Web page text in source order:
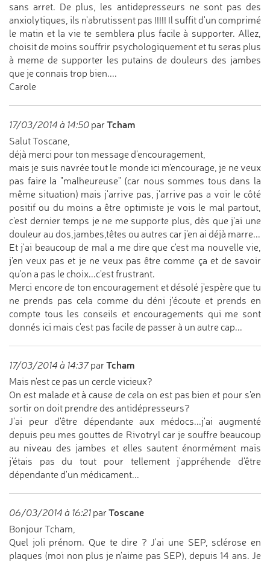
sans arret. De plus, les antidepresseurs ne sont pas des
anxiolytiques, ils n'abrutissent pas !!!!! Il suffit d'un comprimé
le matin et la vie te semblera plus facile à supporter. Allez,
choisit de moins souffrir psychologiquement et tu seras plus
à meme de supporter les putains de douleurs des jambes
que je connais trop bien....
Carole
17/03/2014 à 14:50 par Tcham
Salut Toscane,
déjà merci pour ton message d'encouragement,
mais je suis navrée tout le monde ici m'encourage, je ne veux
pas faire la "malheureuse" (car nous sommes tous dans la
même situation) mais j'arrive pas, j'arrive pas a voir le côté
positif ou du moins a être optimiste je vois le mal partout,
c'est dernier temps je ne me supporte plus, dès que j'ai une
douleur au dos,jambes,têtes ou autres car j'en ai déjà marre...
Et j'ai beaucoup de mal a me dire que c'est ma nouvelle vie,
j'en veux pas et je ne veux pas être comme ça et de savoir
qu'on a pas le choix...c'est frustrant.
Merci encore de ton encouragement et désolé j'espère que tu
ne prends pas cela comme du déni j'écoute et prends en
compte tous les conseils et encouragements qui me sont
donnés ici mais c'est pas facile de passer à un autre cap...
17/03/2014 à 14:37par Tcham
Mais n'est ce pas un cercle vicieux?
On est malade et à cause de cela on est pas bien et pour s'en
sortir on doit prendre des antidépresseurs?
J'ai peur d'être dépendante aux médocs...j'ai augmenté
depuis peu mes gouttes de Rivotryl car je souffre beaucoup
au niveau des jambes et elles sautent énormément mais
j'étais pas du tout pour tellement j'appréhende d'être
dépendante d'un médicament...
06/03/2014 à 16:21 par Toscane
Bonjour Tcham,
Quel joli prénom. Que te dire ? J'ai une SEP, sclérose en
plaques (moi non plus je n'aime pas SEP), depuis 14 ans. Je